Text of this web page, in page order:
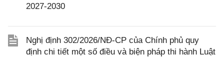
2027-2030
Nghị định 302/2026/NĐ-CP của Chính phủ quy
định chi tiết một số điều và biện pháp thi hành Luật